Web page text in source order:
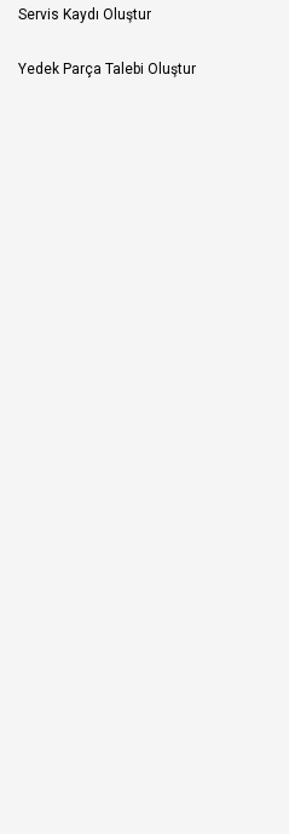
Servis Kaydı Oluştur
Yedek Parça Talebi Oluştur